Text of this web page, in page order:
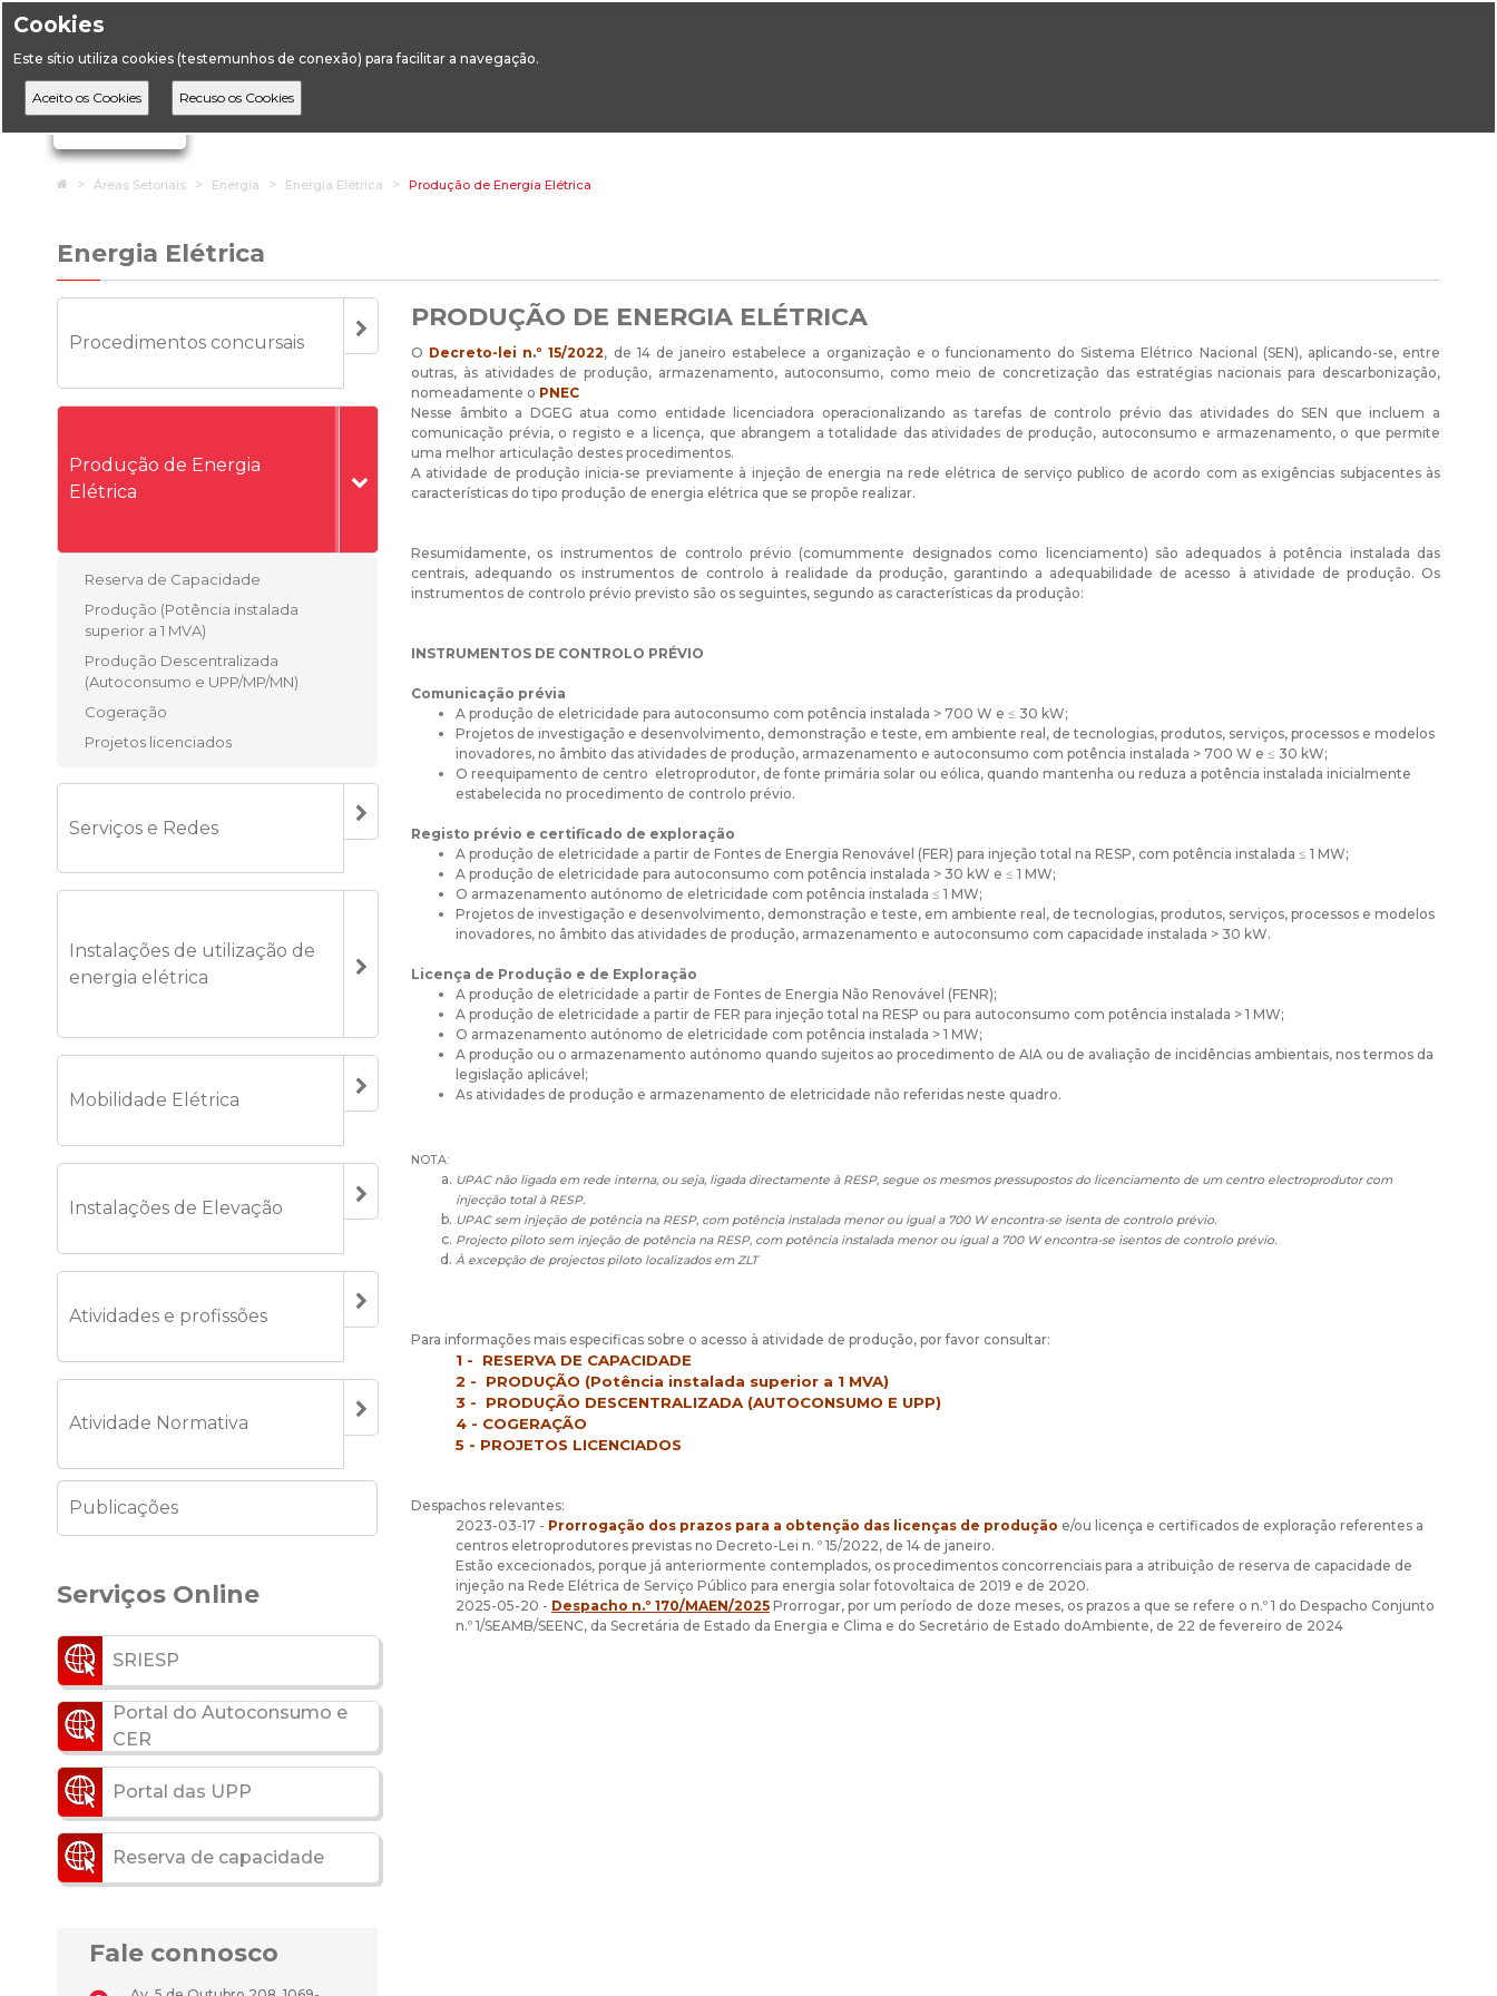
Cookies
Este sítio utiliza cookies (testemunhos de conexão) para facilitar a navegação.
Ignorar links de navegação
HomeÁreas Setoriais Energia Energia Elétrica Produção de Energia Elétrica
Energia Elétrica
Procedimentos concursais
Produção de Energia
Elétrica
Reserva de Capacidade
Produção (Potência instalada
superior a 1 MVA)
Produção Descentralizada
(Autoconsumo e UPP/MP/MN)
Cogeração
Projetos licenciados
Serviços e Redes
Instalações de utilização de
energia elétrica
Mobilidade Elétrica
Instalações de Elevação
Atividades e profissões
Atividade Normativa
Publicações
Serviços Online
SRIESP
Portal do Autoconsumo e
CER
Portal das UPP
Reserva de capacidade
Fale connosco
PRODUÇÃO DE ENERGIA ELÉTRICA
O Decreto-lei n.º 15/2022, de 14 de janeiro estabelece a organização e o funcionamento do Sistema Elétrico Nacional (SEN), aplicando-se, entre
outras, às atividades de produção, armazenamento, autoconsumo, como meio de concretização das estratégias nacionais para descarbonização,
nomeadamente o PNEC
Nesse âmbito a DGEG atua como entidade licenciadora operacionalizando as tarefas de controlo prévio das atividades do SEN que incluem a
comunicação prévia, o registo e a licença, que abrangem a totalidade das atividades de produção, autoconsumo e armazenamento, o que permite
uma melhor articulação destes procedimentos.
A atividade de produção inicia-se previamente à injeção de energia na rede elétrica de serviço publico de acordo com as exigências subjacentes às
características do tipo produção de energia elétrica que se propõe realizar.
Resumidamente, os instrumentos de controlo prévio (comummente designados como licenciamento) são adequados à potência instalada das
centrais, adequando os instrumentos de controlo à realidade da produção, garantindo a adequabilidade de acesso à atividade de produção. Os
instrumentos de controlo prévio previsto são os seguintes, segundo as características da produção:
INSTRUMENTOS DE CONTROLO PRÉVIO
Comunicação prévia
A produção de eletricidade para autoconsumo com potência instalada > 700 W e ≤ 30 kW;
Projetos de investigação e desenvolvimento, demonstração e teste, em ambiente real, de tecnologias, produtos, serviços, processos e modelos
inovadores, no âmbito das atividades de produção, armazenamento e autoconsumo com potência instalada > 700 W e ≤ 30 kW;
O reequipamento de centro eletroprodutor, de fonte primária solar ou eólica, quando mantenha ou reduza a potência instalada inicialmente
estabelecida no procedimento de controlo prévio.
Registo prévio e certificado de exploração
A produção de eletricidade a partir de Fontes de Energia Renovável (FER) para injeção total na RESP, com potência instalada ≤ 1 MW;
A produção de eletricidade para autoconsumo com potência instalada > 30 kW e ≤ 1 MW;
O armazenamento autónomo de eletricidade com potência instalada ≤ 1 MW;
Projetos de investigação e desenvolvimento, demonstração e teste, em ambiente real, de tecnologias, produtos, serviços, processos e modelos
inovadores, no âmbito das atividades de produção, armazenamento e autoconsumo com capacidade instalada > 30 kW.
Licença de Produção e de Exploração
A produção de eletricidade a partir de Fontes de Energia Não Renovável (FENR);
A produção de eletricidade a partir de FER para injeção total na RESP ou para autoconsumo com potência instalada > 1 MW;
O armazenamento autónomo de eletricidade com potência instalada > 1 MW;
A produção ou o armazenamento autónomo quando sujeitos ao procedimento de AIA ou de avaliação de incidências ambientais, nos termos da
legislação aplicável;
As atividades de produção e armazenamento de eletricidade não referidas neste quadro.
NOTA:
UPAC não ligada em rede interna, ou seja, ligada directamente à RESP, segue os mesmos pressupostos do licenciamento de um centro electroprodutor com
injecção total à RESP.
UPAC sem injeção de potência na RESP, com potência instalada menor ou igual a 700 W encontra-se isenta de controlo prévio.
Projecto piloto sem injeção de potência na RESP, com potência instalada menor ou igual a 700 W encontra-se isentos de controlo prévio.
À excepção de projectos piloto localizados em ZLT
Para informações mais especificas sobre o acesso à atividade de produção, por favor consultar:
1 - RESERVA DE CAPACIDADE
2 - PRODUÇÃO (Potência instalada superior a 1 MVA)
3 - PRODUÇÃO DESCENTRALIZADA (AUTOCONSUMO E UPP)
4 - COGERAÇÃO
5 - PROJETOS LICENCIADOS
Despachos relevantes:
2023-03-17 - Prorrogação dos prazos para a obtenção das licenças de produção e/ou licença e certificados de exploração referentes a
centros eletroprodutores previstas no Decreto-Lei n. º 15/2022, de 14 de janeiro.
Estão excecionados, porque já anteriormente contemplados, os procedimentos concorrenciais para a atribuição de reserva de capacidade de
injeção na Rede Elétrica de Serviço Público para energia solar fotovoltaica de 2019 e de 2020.
2025-05-20 - Despacho n.º 170/MAEN/2025 Prorrogar, por um período de doze meses, os prazos a que se refere o n.º 1 do Despacho Conjunto
n.º 1/SEAMB/SEENC, da Secretária de Estado da Energia e Clima e do Secretário de Estado doAmbiente, de 22 de fevereiro de 2024